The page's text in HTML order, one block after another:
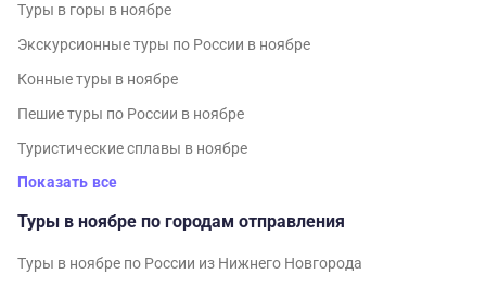
Туры в горы в ноябре
Экскурсионные туры по России в ноябре
Конные туры в ноябре
Пешие туры по России в ноябре
Туристические сплавы в ноябре
Показать все
Туры в ноябре по городам отправления
Туры в ноябре по России из Нижнего Новгорода